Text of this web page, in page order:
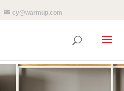
cy@warmup.com